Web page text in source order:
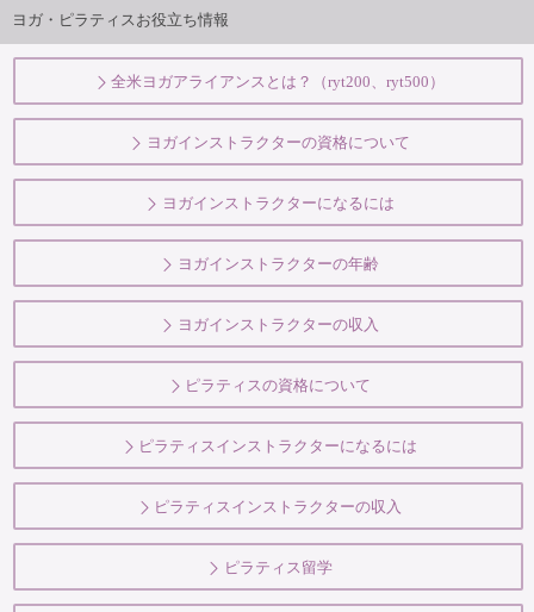
ヨガ・ピラティスお役立ち情報
全米ヨガアライアンスとは？（ryt200、ryt500）
ヨガインストラクターの資格について
ヨガインストラクターになるには
ヨガインストラクターの年齢
ヨガインストラクターの収入
ピラティスの資格について
ピラティスインストラクターになるには
ピラティスインストラクターの収入
ピラティス留学